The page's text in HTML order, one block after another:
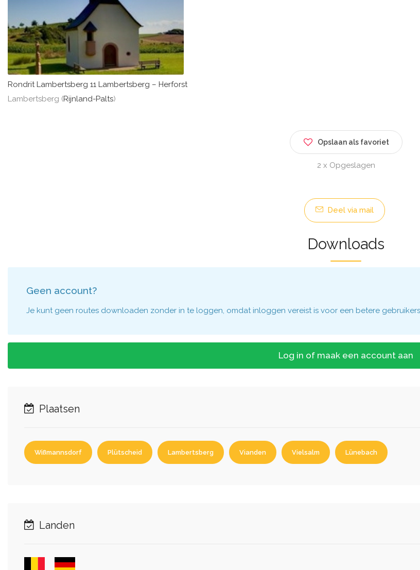
Rondrit Lambertsberg 11 Lambertsberg – Herforst
Lambertsberg (Rijnland-Palts)
Opslaan als favoriet
2 x Opgeslagen
Deel via mail
Downloads
Geen account?
Je kunt geen routes downloaden zonder in te loggen, omdat inloggen vereist is voor een betere
Log in of maak een account aan
Plaatsen
Wißmannsdorf Plütscheid Lambertsberg Vianden Vielsalm Lünebach
Landen